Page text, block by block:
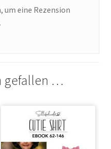
um eine Rezension
gefallen …